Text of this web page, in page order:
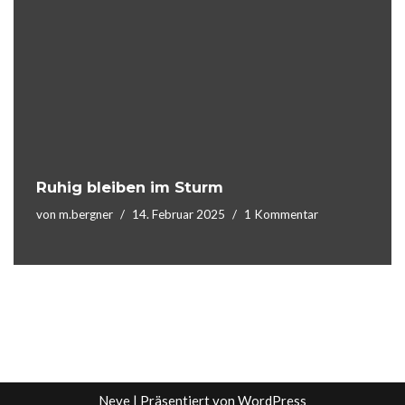
Ruhig bleiben im Sturm
von m.bergner 14. Februar 2025 1 Kommentar
Neve | Präsentiert von WordPress